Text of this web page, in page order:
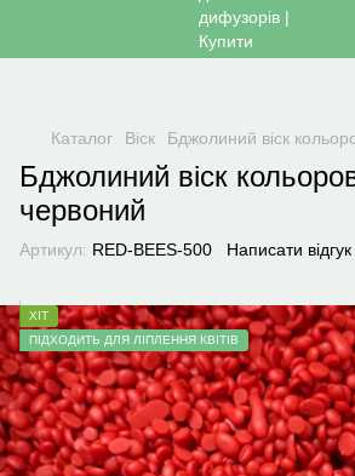
Каталог Віск Бджолиний віск
Бджолиний віск
червоний
Артикул: RED-BEES-500 Написати відгук
ХІТ
ПІДХОДИТЬ ДЛЯ ЛІПЛЕННЯ КВІТІВ